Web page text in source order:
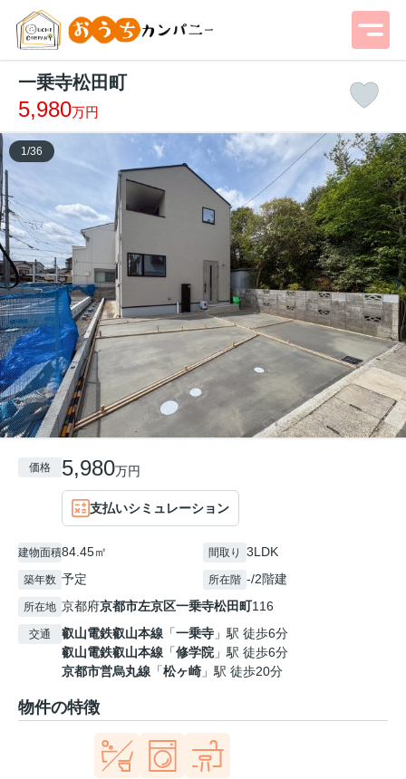
一乗寺松田町
5,980万円
1 /36
価格 5,980万円
支払いシミュレーション
建物面積84.45㎡ 間取り 3LDK
築年数 予定 所在階 -/2階建
所在地 京都府京都市左京区一乗寺松田町116
交通 叡山電鉄叡山本線 「一乗寺 」駅 徒歩6分
叡山電鉄叡山本線 「修学院 」駅 徒歩6分
京都市営烏丸線 「松ヶ崎 」駅 徒歩20分
物件の特徴